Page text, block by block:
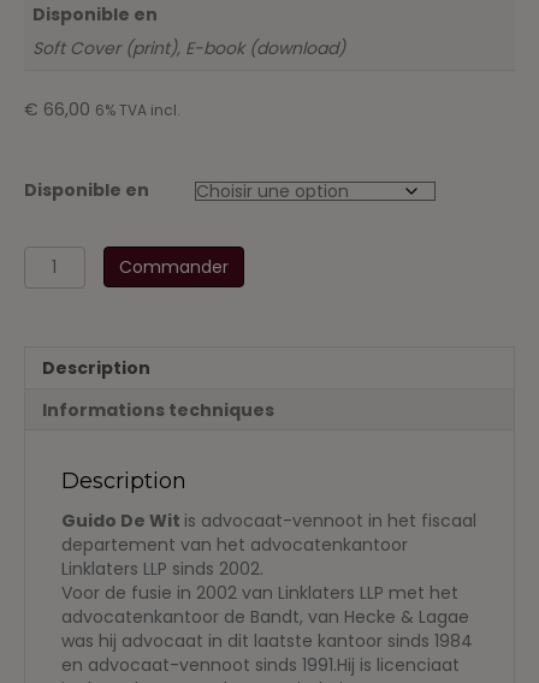
Disponible en
Soft Cover (print), E-book (download)
€ 66,00 6% TVA incl.
Disponible en
quantité
de
Commander
Description
Informations techniques
Description
Guido De Wit is advocaat-vennoot in het fiscaal
departement van het advocatenkantoor
Linklaters LLP sinds 2002.
Voor de fusie in 2002 van Linklaters LLP met het
advocatenkantoor de Bandt, van Hecke & Lagae
was hij advocaat in dit laatste kantoor sinds 1984
en advocaat-vennoot sinds 1991.Hij is licenciaat